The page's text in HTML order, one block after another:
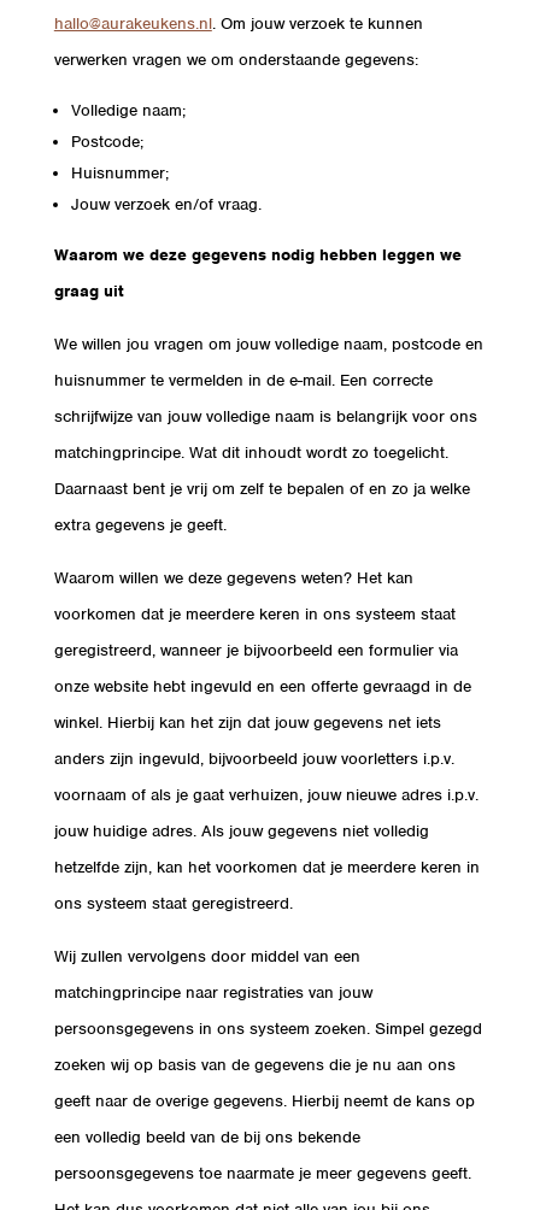
hallo@aurakeukens.nl.Om jouw verzoek te kunnen
verwerken vragen we om onderstaande gegevens:
Volledige naam;
Postcode;
Huisnummer;
Jouw verzoek en/of vraag.
Waarom we deze gegevens nodig hebben leggen we
graag uit
We willen jou vragen om jouw volledige naam, postcode en
huisnummer te vermelden in de e-mail. Een correcte
schrijfwijze van jouw volledige naam is belangrijk voor ons
matchingprincipe. Wat dit inhoudt wordt zo toegelicht.
Daarnaast bent je vrij om zelf te bepalen of en zo ja welke
extra gegevens je geeft.
Waarom willen we deze gegevens weten? Het kan
voorkomen dat je meerdere keren in ons systeem staat
geregistreerd, wanneer je bijvoorbeeld een formulier via
onze website hebt ingevuld en een offerte gevraagd in de
winkel. Hierbij kan het zijn dat jouw gegevens net iets
anders zijn ingevuld, bijvoorbeeld jouw voorletters i.p.v.
voornaam of als je gaat verhuizen, jouw nieuwe adres i.p.v.
jouw huidige adres. Als jouw gegevens niet volledig
hetzelfde zijn, kan het voorkomen dat je meerdere keren in
ons systeem staat geregistreerd.
Wij zullen vervolgens door middel van een
matchingprincipe naar registraties van jouw
persoonsgegevens in ons systeem zoeken. Simpel gezegd
zoeken wij op basis van de gegevens die je nu aan ons
geeft naar de overige gegevens. Hierbij neemt de kans op
een volledig beeld van de bij ons bekende
persoonsgegevens toe naarmate je meer gegevens geeft.